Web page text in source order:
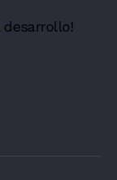
desarrollo!